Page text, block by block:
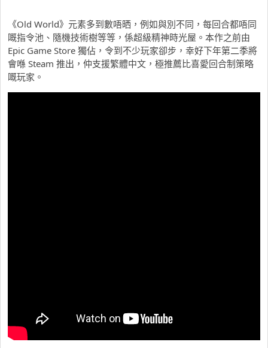
《Old World》元素多到數唔晒，例如與別不同，每回合都唔同
嘅指令池、隨機技術樹等等，係超級精神時光屋。本作之前由
Epic Game Store 獨佔，令到不少玩家卻步，幸好下年第二季將
會喺 Steam 推出，仲支援繁體中文，極推薦比喜愛回合制策略
嘅玩家。